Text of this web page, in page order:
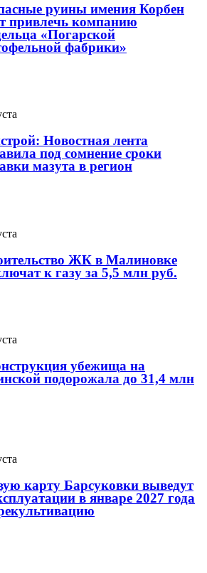
руины имения Корбен
привлечь компанию
«Погарской
фабрики»
Новостная лента
под сомнение сроки
мазута в регион
ЖК в Малиновке
к газу за 5,5 млн руб.
убежища на
подорожала до 31,4 млн
карту Барсуковки выведут
в январе 2027 года